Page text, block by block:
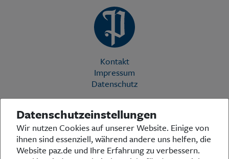
Kontakt
Impressum
Datenschutz
Die Preußische Allgemeine Zeitung (PAZ) ist eine einzigartige Stimme
in der deutschen Medienlandschaft. Woche für Woche berichtet sie
über das aktuelle Zeitgeschehen in Politik, Kultur und Wirtschaft und
bezieht zu den grundlegenden Entwicklungen unserer Gesellschaft
Datenschutzeinstellungen
Wir nutzen Cookies auf unserer Website. Einige von
ihnen sind essenziell, während andere uns helfen, die
Website paz.de und Ihre Erfahrung zu verbessern.